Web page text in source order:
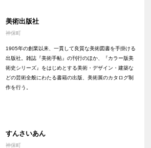
美術出版社
神保町
1905年の創業以来、一貫して良質な美術図書を手掛ける
出版社。雑誌『美術手帖』の刊行のほか、『カラー版美
術史シリーズ』をはじめとする美術・デザイン・建築な
どの芸術全般にわたる書籍の出版、美術展のカタログ制
作を行う。
すんさいあん
神保町